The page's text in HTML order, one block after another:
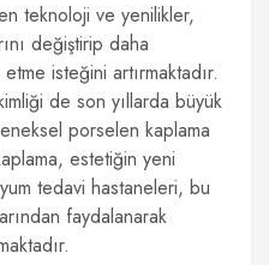
teknoloji ve yenilikler,
değiştirip daha
isteğini artırmaktadır.
de son yıllarda büyük
porselen kaplama
estetiğin yeni
tedavi hastaneleri, bu
faydalanarak